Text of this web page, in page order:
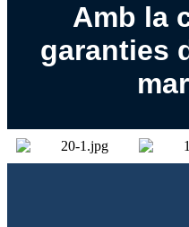
Amb la
garanties